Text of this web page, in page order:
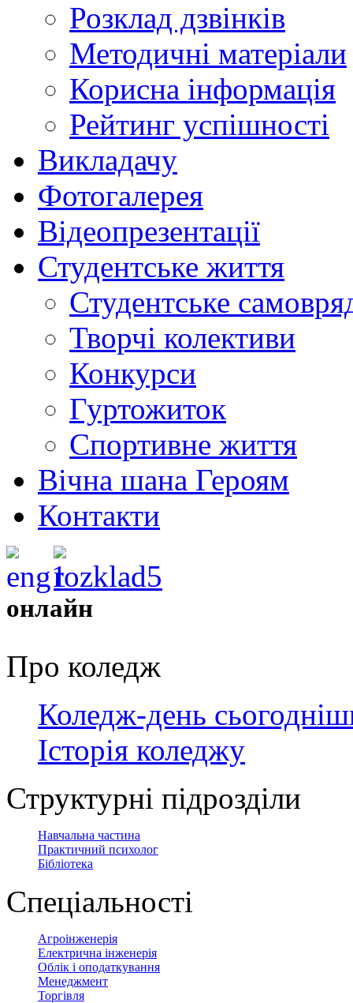
Розклад дзвінків
Методичні матеріали
Корисна інформація
Рейтинг успішності
Викладачу
Фотогалерея
Відеопрезентації
Студентське життя
Студентське
Творчі колективи
Конкурси
Гуртожиток
Спортивне життя
Вічна шана Героям
Контакти
онлайн
Про коледж
Коледж-день
Історія коледжу
Структурні підрозділи
Навчальна частина
Практичний психолог
Бібліотека
Спеціальності
Агроінженерія
Електрична інженерія
Облік і оподаткування
Менеджмент
Торгівля